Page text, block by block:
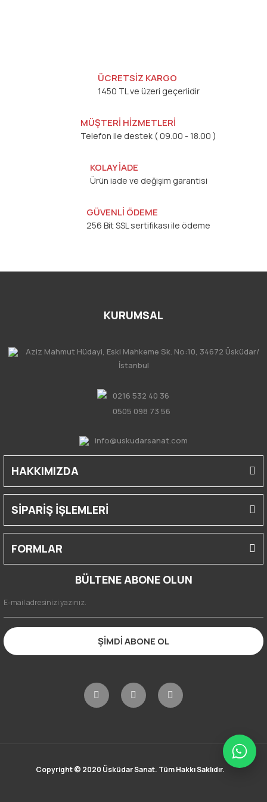
ÜCRETSİZ KARGO
1450 TL ve üzeri geçerlidir
MÜŞTERİ HİZMETLERİ
Telefon ile destek ( 09.00 - 18.00 )
KOLAY İADE
Ürün iade ve değişim garantisi
GÜVENLİ ÖDEME
256 Bit SSL sertifikası ile ödeme
KURUMSAL
Aziz Mahmut Hüdayi, Eski Mahkeme Sk. No:10, 34672 Üsküdar/
İstanbul
0216 532 40 36
0505 098 73 56
info@uskudarsanat.com
HAKKIMIZDA
SİPARİŞ İŞLEMLERİ
FORMLAR
BÜLTENE ABONE OLUN
ŞİMDİ ABONE OL
Copyright © 2020 Üsküdar Sanat. Tüm Hakkı Saklıdır.